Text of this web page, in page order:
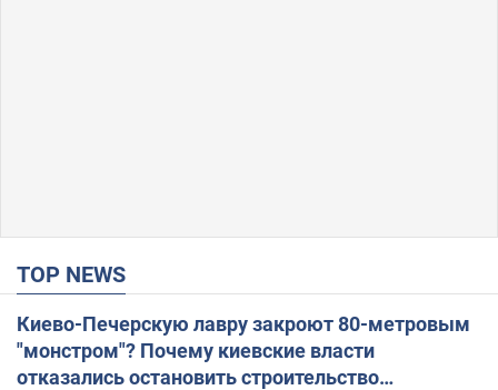
TOP NEWS
Киево-Печерскую лавру закроют 80-метровым
"монстром"? Почему киевские власти
отказались остановить строительство